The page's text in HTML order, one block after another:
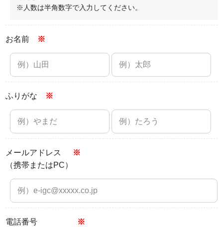
※人数は半角数字で入力してください。
お名前 ※
ふりがな ※
メールアドレス
（携帯またはPC）
※
電話番号 ※